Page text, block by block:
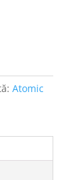
Atomic